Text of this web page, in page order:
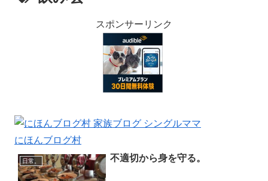
スポンサーリンク
にほんブログ村
日常。 不適切から身を守る。